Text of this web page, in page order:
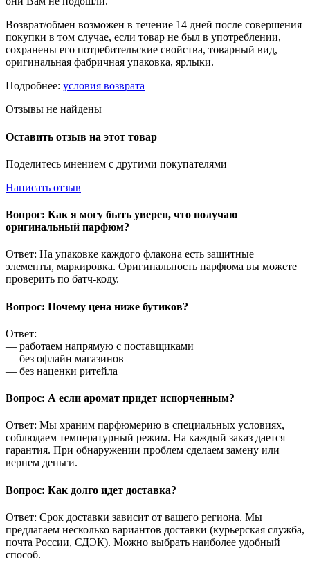
Возврат/обмен возможен в течение 14 дней после совершения
покупки в том случае, если товар не был в употреблении,
сохранены его потребительские свойства, товарный вид,
оригинальная фабричная упаковка, ярлыки.
Подробнее: условия возврата
Отзывы не найдены
Оставить отзыв на этот товар
Поделитесь мнением с другими покупателями
Написать отзыв
Вопрос: Как я могу быть уверен, что получаю
оригинальный парфюм?
Ответ: На упаковке каждого флакона есть защитные
элементы, маркировка. Оригинальность парфюма вы можете
проверить по батч-коду.
Вопрос: Почему цена ниже бутиков?
Ответ:
— работаем напрямую с поставщиками
— без офлайн магазинов
— без наценки ритейла
Вопрос: А если аромат придет испорченным?
Ответ: Мы храним парфюмерию в специальных условиях,
соблюдаем температурный режим. На каждый заказ дается
гарантия. При обнаружении проблем сделаем замену или
вернем деньги.
Вопрос: Как долго идет доставка?
Ответ: Срок доставки зависит от вашего региона. Мы
предлагаем несколько вариантов доставки (курьерская служба,
почта России, СДЭК). Можно выбрать наиболее удобный
способ.